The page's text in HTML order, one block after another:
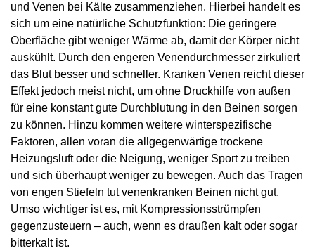
und Venen bei Kälte zusammenziehen. Hierbei handelt es
sich um eine natürliche Schutzfunktion: Die geringere
Oberfläche gibt weniger Wärme ab, damit der Körper nicht
auskühlt. Durch den engeren Venendurchmesser zirkuliert
das Blut besser und schneller. Kranken Venen reicht dieser
Effekt jedoch meist nicht, um ohne Druckhilfe von außen
für eine konstant gute Durchblutung in den Beinen sorgen
zu können. Hinzu kommen weitere winterspezifische
Faktoren, allen voran die allgegenwärtige trockene
Heizungsluft oder die Neigung, weniger Sport zu treiben
und sich überhaupt weniger zu bewegen. Auch das Tragen
von engen Stiefeln tut venenkranken Beinen nicht gut.
Umso wichtiger ist es, mit Kompressionsstrümpfen
gegenzusteuern – auch, wenn es draußen kalt oder sogar
bitterkalt ist.